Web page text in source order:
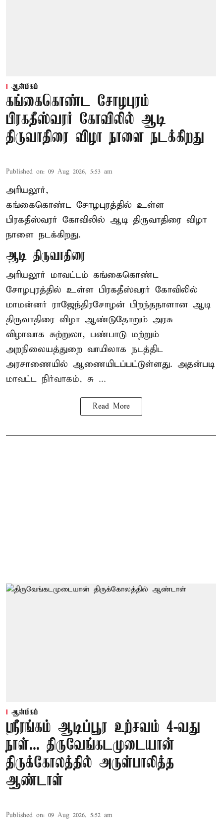
ஆன்மிகம்
கங்கைகொண்ட சோழபுரம்
பிரகதீஸ்வரர் கோவிலில் ஆடி
திருவாதிரை விழா நாளை நடக்கிறது
Published on: 09 Aug 2026, 5:53 am
அரியலூர்,
கங்கைகொண்ட சோழபுரத்தில் உள்ள
பிரகதீஸ்வரர் கோவிலில் ஆடி திருவாதிரை விழா
நாளை நடக்கிறது.
ஆடி திருவாதிரை
அரியலூர் மாவட்டம் கங்கைகொண்ட
சோழபுரத்தில் உள்ள பிரகதீஸ்வரர் கோவிலில்
மாமன்னர் ராஜேந்திரசோழன் பிறந்தநாளான ஆடி
திருவாதிரை விழா ஆண்டுதோறும் அரசு
விழாவாக சுற்றுலா, பண்பாடு மற்றும்
அறநிலையத்துறை வாயிலாக நடத்திட
அரசாணையில் ஆணையிடப்பட்டுள்ளது. அதன்படி
மாவட்ட நிர்வாகம், சு ...
Read More
ஆன்மிகம்
ஸ்ரீரங்கம் ஆடிப்பூர உற்சவம் 4-வது
நாள்... திருவேங்கடமுடையான்
திருக்கோலத்தில் அருள்பாலித்த
ஆண்டாள்
Published on: 09 Aug 2026, 5:52 am